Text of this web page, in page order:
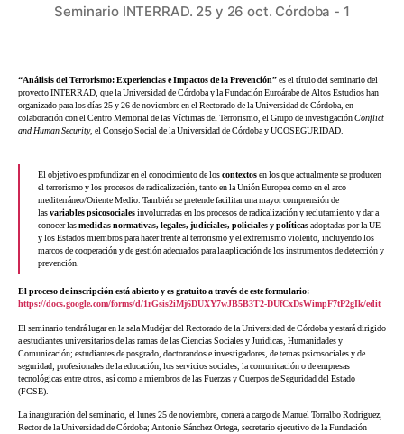
Seminario INTERRAD. 25 y 26 oct. Córdoba - 1
“Análisis del Terrorismo: Experiencias e Impactos de la Prevención”es el título del seminario del
proyecto INTERRAD, que la Universidad de Córdoba y la Fundación Euroárabe de Altos Estudios han
organizado para los días 25 y 26 de noviembre en el Rectorado de la Universidad de Córdoba, en
colaboración con el Centro Memorial de las Víctimas del Terrorismo, el Grupo de investigaciónConflict
and Human Security, el Consejo Social de la Universidad de Córdoba y UCOSEGURIDAD.
El objetivo es profundizar en el conocimiento de loscontextosen los que actualmente se producen
el terrorismo y los procesos de radicalización, tanto en la Unión Europea como en el arco
mediterráneo/Oriente Medio. También se pretende facilitar una mayor comprensión de
lasvariables psicosocialesinvolucradas en los procesos de radicalización y reclutamiento y dar a
conocer lasmedidasnormativas, legales, judiciales, policiales y políticasadoptadas por la UE
y los Estados miembros para hacer frente al terrorismo y el extremismo violento, incluyendo los
marcos de cooperación y de gestión adecuados para la aplicación de los instrumentos de detección y
prevención.
El proceso de inscripción está abierto y es gratuito a través de este formulario:
https://docs.google.com/forms/d/1rGsis2iMj6DUXY7wJB5B3T2-DUfCxDsWimpF7tP2gIk/edit
El seminario tendrá lugar en la sala Mudéjar del Rectorado de la Universidad de Córdoba y estará dirigido
a estudiantes universitarios de las ramas de las Ciencias Sociales y Jurídicas, Humanidades y
Comunicación; estudiantes de posgrado, doctorandos e investigadores, de temas psicosociales y de
seguridad; profesionales de la educación, los servicios sociales, la comunicación o de empresas
tecnológicas entre otros, así como a miembros de las Fuerzas y Cuerpos de Seguridad del Estado
(FCSE).
La inauguración del seminario, el lunes 25 de noviembre, correrá a cargo de Manuel Torralbo Rodríguez,
Rector de la Universidad de Córdoba; Antonio Sánchez Ortega, secretario ejecutivo de la Fundación